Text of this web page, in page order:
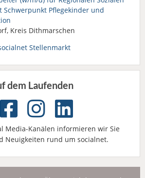
Schwerpunkt Pflegekinder und
Kreis Dithmarschen
Stellenmarkt
dem Laufenden
Media-Kanälen informieren wir Sie
Neuigkeiten rund um socialnet.